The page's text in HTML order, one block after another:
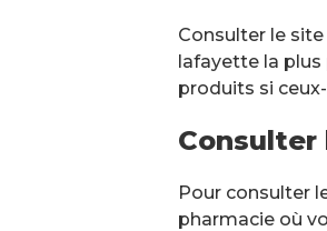
Consulter le
lafayette la
produits si
Consulter
Pour consulter
pharmacie où